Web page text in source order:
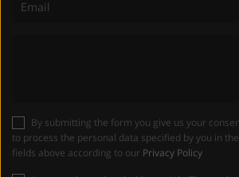
to process the personal data specified by you in the
fields above according to our Privacy Policy